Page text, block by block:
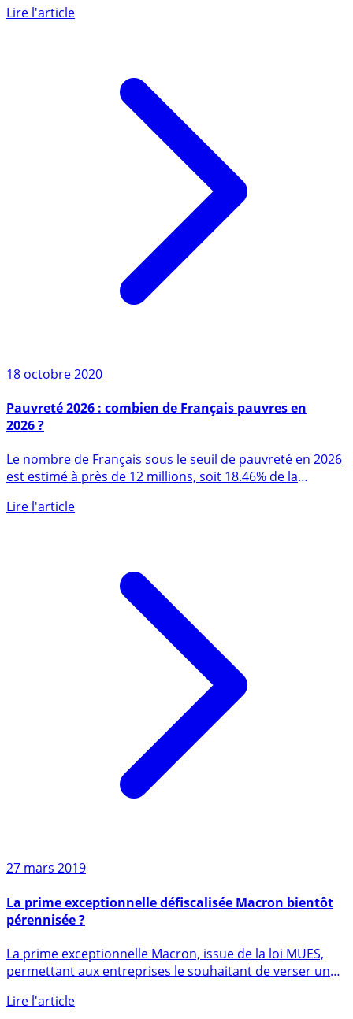
restrictions sanitaires nationales, mais également
18 octobre 2020
2026 ?
est estimé à près de 12 millions, soit 18.46% de la
27 mars 2019
La prime exceptionnelle défiscalisée Macron bientôt
pérennisée ?
permettant aux entreprises le souhaitant de verser une